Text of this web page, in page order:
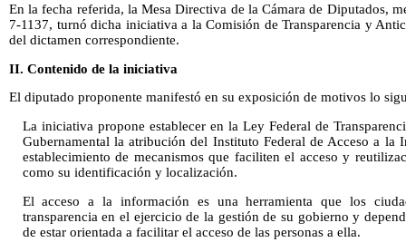
En la fecha referida, la Mesa Directiva de la Cámara de Diputados,
7-1137, turnó dicha iniciativa a la Comisión de Transparencia y
del dictamen correspondiente.
II. Contenido de la iniciativa
El diputado proponente manifestó en su exposición de motivos lo
La iniciativa propone establecer en la Ley Federal de
Gubernamental la atribución del Instituto Federal de Acceso a la
establecimiento de mecanismos que faciliten el acceso y
como su identificación y localización.
El acceso a la información es una herramienta que los
transparencia en el ejercicio de la gestión de su gobierno y
de estar orientada a facilitar el acceso de las personas a ella.